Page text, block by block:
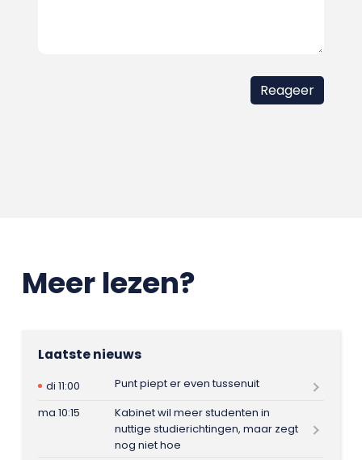
Meer lezen?
Laatste nieuws
di 11:00
Punt piept er even tussenuit
ma 10:15
Kabinet wil meer studenten in
nuttige studierichtingen, maar zegt
nog niet hoe